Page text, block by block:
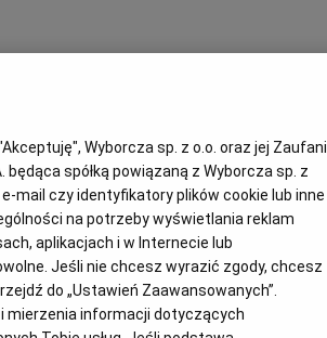
12.03.2025
Wyborcza sp. z o.o. oraz jej Zaufani
spółką powiązaną z Wyborcza sp. z
mail czy identyfikatory plików cookie lub inne
na potrzeby wyświetlania reklam
aplikacjach i w Internecie lub
Jeśli nie chcesz wyrazić zgody, chcesz
do „Ustawień Zaawansowanych”.
mierzenia informacji dotyczących